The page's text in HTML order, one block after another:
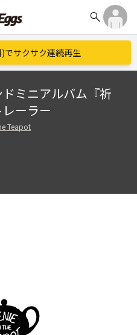
search
でサクサク連続再生
ミニアルバム『祈
レーラー
Teapot